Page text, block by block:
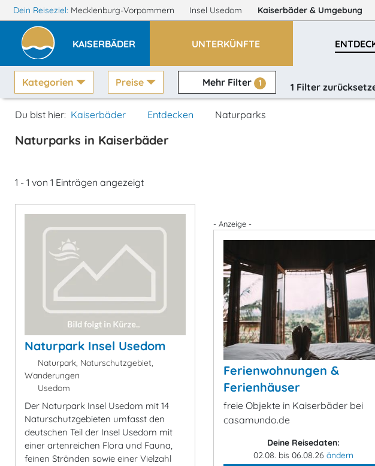
Dein Reiseziel: Mecklenburg-Vorpommern Insel Usedom Kaiserbäder & Umgebung
KAISERBÄDER UNTERKÜNFTE
Kategorien Preise Mehr Filter 1 1 Filter
Du bist hier: Kaiserbäder Entdecken Naturparks
Naturparks in Kaiserbäder
1 - 1 von 1 Einträgen angezeigt
Naturpark Insel Usedom
Naturpark, Naturschutzgebiet,
Wanderungen
Usedom
Der Naturpark Insel Usedom mit 14
Naturschutzgebieten umfasst den
deutschen Teil der Insel Usedom mit
einer artenreichen Flora und Fauna,
feinen Stränden sowie einer Vielzahl
- Anzeige -
Ferienwohnungen &
Ferienhäuser
freie Objekte in Kaiserbäder bei
casamundo.de
Deine Reisedaten:
02.08. bis 06.08.26 ändern